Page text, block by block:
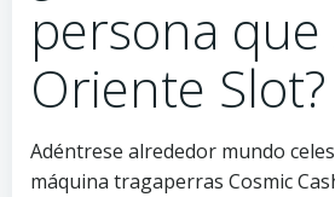
persona que
Oriente Slot?
Adéntrese alrededor mundo
máquina tragaperras Cosmic